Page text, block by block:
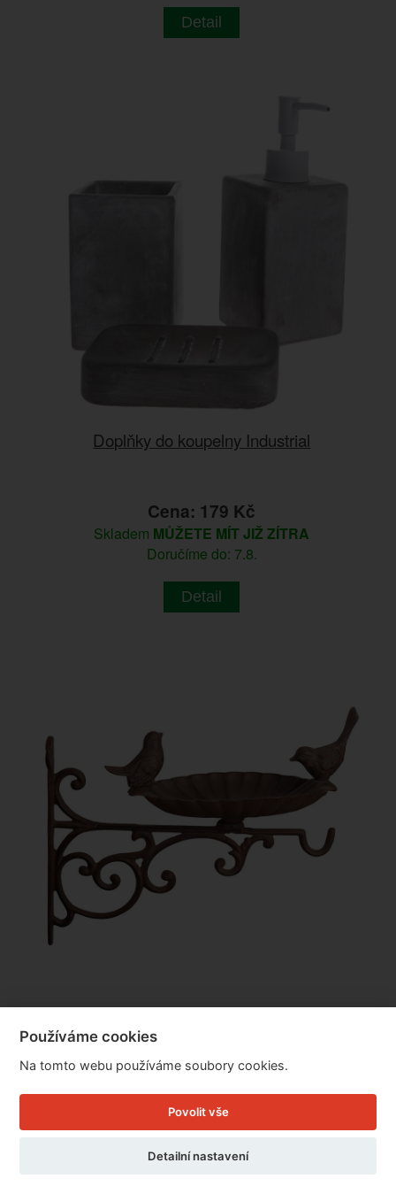
Detail
Doplňky do koupelny Industrial
Cena: 179 Kč
Skladem MŮŽETE MÍT JIŽ ZÍTRA
Doručíme do: 7.8.
Detail
Krmítko na konzolce 21,5x28x26cm
MŮŽETE MÍT JIŽ ZÍTRA
Doručíme do: 7.8.
Používáme cookies
Na tomto webu používáme soubory cookies.
Povolit vše
Detailní nastavení